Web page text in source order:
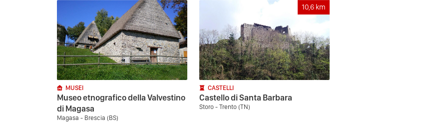
MUSEI
Museo etnografico della Valvestino
di Magasa
Magasa - Brescia (BS)
10,6 km
CASTELLI
Castello di Santa Barbara
Storo - Trento (TN)